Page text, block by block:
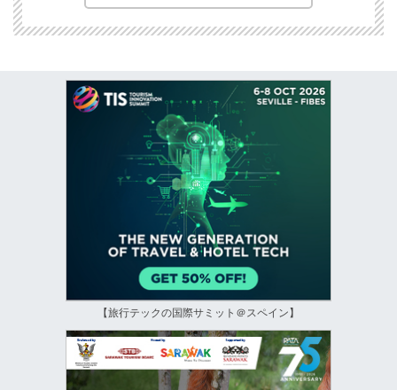
【旅行テックの国際サミット＠スペイン】